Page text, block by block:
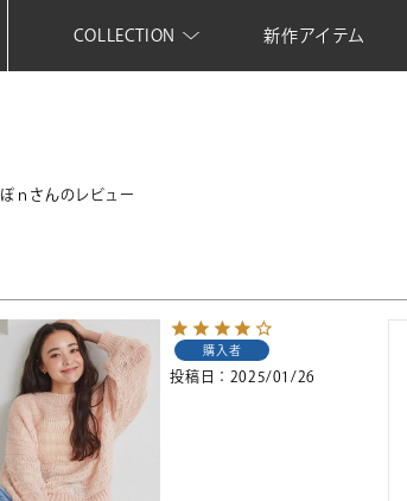
COLLECTION 新作アイテム
ぽｎさんのレビュー
購入者
投稿日 2025/01/26